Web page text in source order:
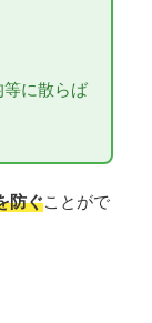
に散らば
防ぐことがで